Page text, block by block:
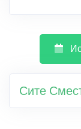
Сите